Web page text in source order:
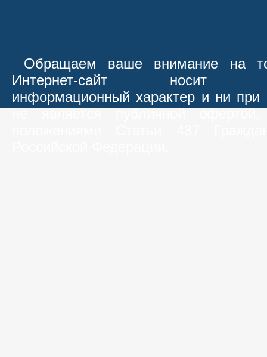
Обращаем ваше внимание на
Интернет-сайт носит
информационный характер и ни при
не является публичной офертой,